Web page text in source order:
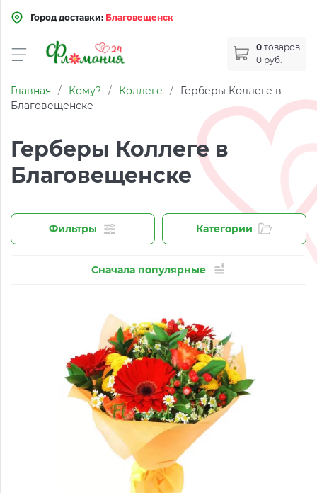
Город доставки: Благовещенск
0 товаров
0 руб.
Главная / Кому? / Коллеге /
Герберы Коллеге в
Благовещенске
Герберы Коллеге в
Благовещенске
Фильтры Категории
Сначала популярные